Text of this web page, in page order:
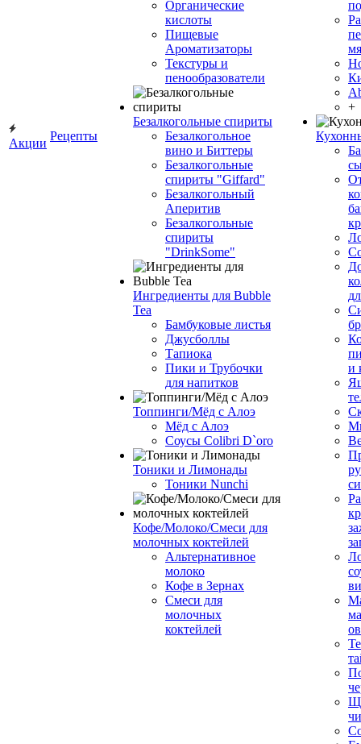
Акции
Рецепты
Органические
кислоты
Пищевые
Ароматизаторы
Текстуры и
пенообразователи
Безалкогольные спириты
Безалкогольное
вино и Биттеры
Безалкогольные
спириты "Giffard"
Безалкогольный
Аперитив
Безалкогольные
спириты
"DrinkSome"
Ингредиенты для Bubble
Tea
Бамбуковые листья
Джусболлы
Тапиока
Пики и Трубочки
для напитков
Топпинги/Мёд с Алоэ
Мёд с Алоэ
Соусы Colibri D`oro
Тоники и Лимонады
Тоники Nunchi
Кофе/Молоко/Смеси для
молочных коктейлей
Альтернативное
молоко
Кофе в Зернах
Смеси для
молочных
коктейлей
+
и